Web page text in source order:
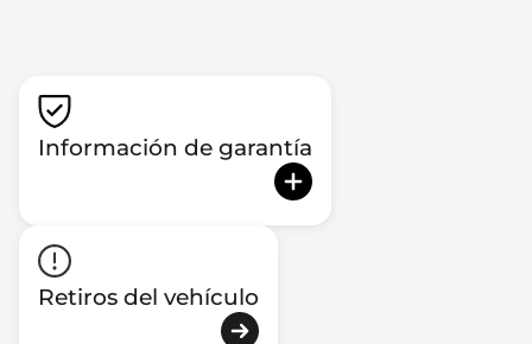
Información de garantía
Retiros del vehículo